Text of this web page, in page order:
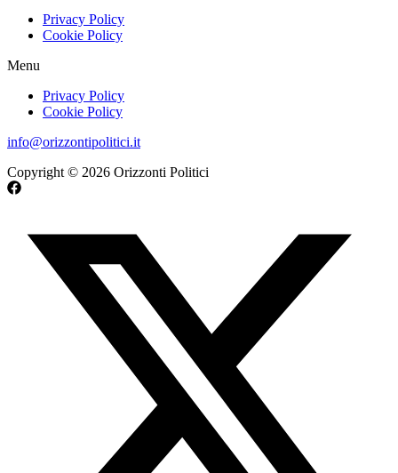
Privacy Policy
Cookie Policy
Menu
Privacy Policy
Cookie Policy
info@orizzontipolitici.it
Copyright © 2026 Orizzonti Politici